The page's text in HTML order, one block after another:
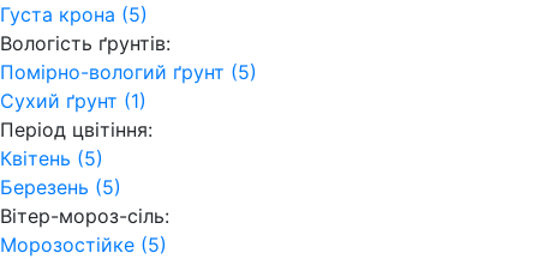
Густа крона (5)
Вологість ґрунтів:
Помірно-вологий ґрунт (5)
Сухий ґрунт (1)
Період цвітіння:
Квітень (5)
Березень (5)
Вітер-мороз-сіль:
Морозостійке (5)